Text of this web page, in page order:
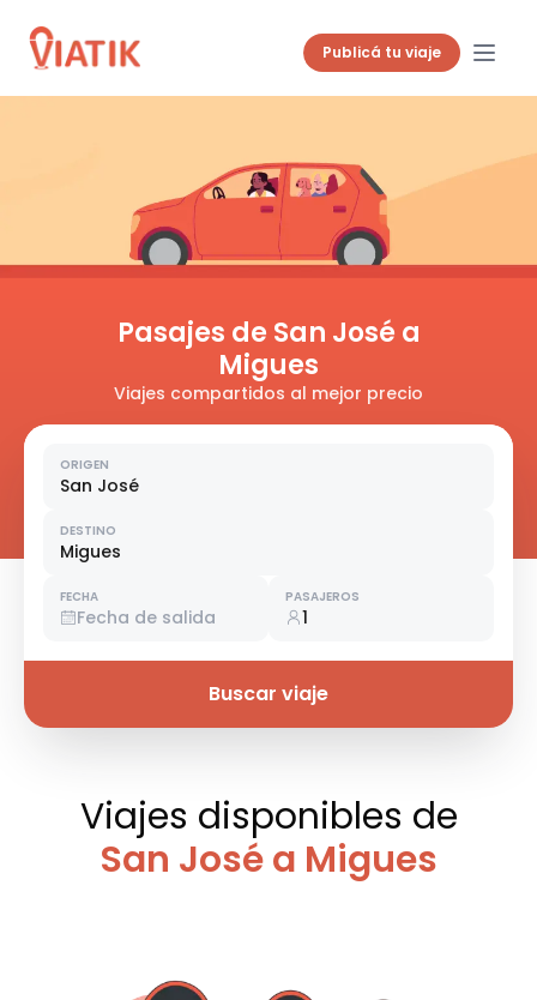
Publicá tu viaje
Pasajes de San José a
Migues
Viajes compartidos al mejor precio
ORIGEN
San José
DESTINO
Migues
FECHA
Fecha de salida
PASAJEROS
1
Buscar viaje
Viajes disponibles de
San José a Migues